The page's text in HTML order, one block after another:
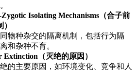
Zygotic Isolating Mechanisms（合子前
物种杂交的隔离机制，包括行为隔
和杂种不育。
Extinction（灭绝的原因）
的主要原因，如环境变化、竞争和人